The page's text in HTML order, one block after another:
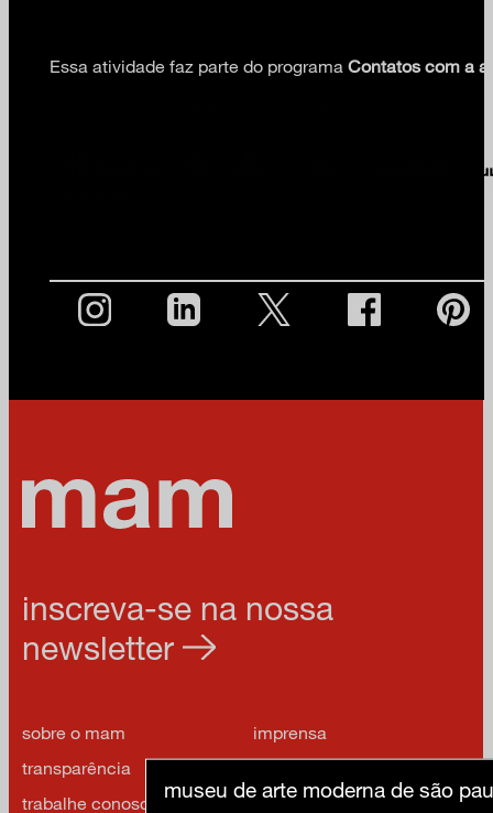
Essa atividade faz parte do programa Contatos com a
inscreva-se na nossa
newsletter
sobre o mam
imprensa
transparência
trabalhe conosco
política de privacidade e
museu de arte moderna de são